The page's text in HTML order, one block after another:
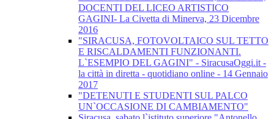
DOCENTI DEL LICEO ARTISTICO
GAGINI- La Civetta di Minerva, 23 Dicembre
2016
"SIRACUSA, FOTOVOLTAICO SUL TETTO
E RISCALDAMENTI FUNZIONANTI.
L`ESEMPIO DEL GAGINI" - SiracusaOggi.it -
la città in diretta - quotidiano online - 14 Gennaio
2017
"DETENUTI E STUDENTI SUL PALCO
UN`OCCASIONE DI CAMBIAMENTO"